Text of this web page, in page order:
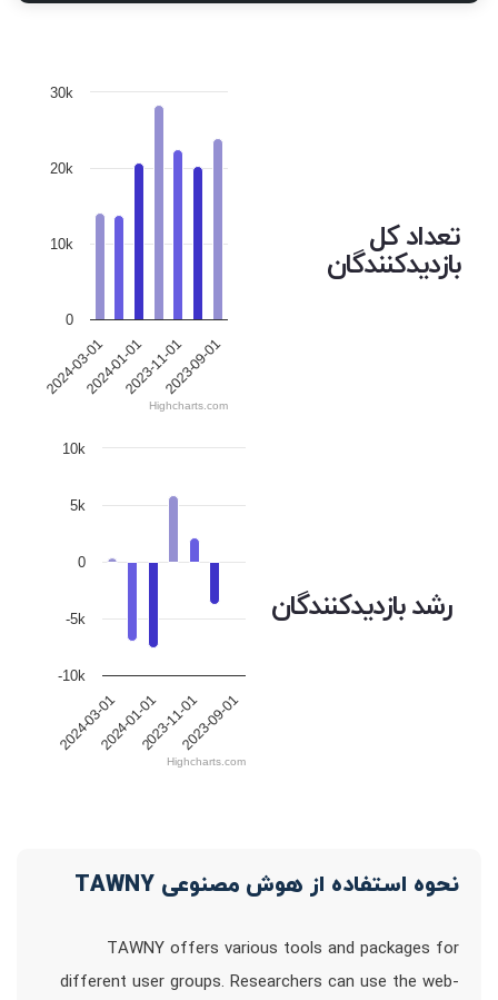
تعداد کل
بازدیدکنندگان
2024-03-012024-01-012023-11-012023-09-01
0
10k
20k
30k
Highcharts.com
رشد بازدیدکنندگان
2024-03-012024-01-012023-11-012023-09-01
-10k
-5k
0
5k
10k
Highcharts.com
نحوه استفاده از هوش مصنوعی TAWNY
TAWNY offers various tools and packages for
different user groups. Researchers can use the web-